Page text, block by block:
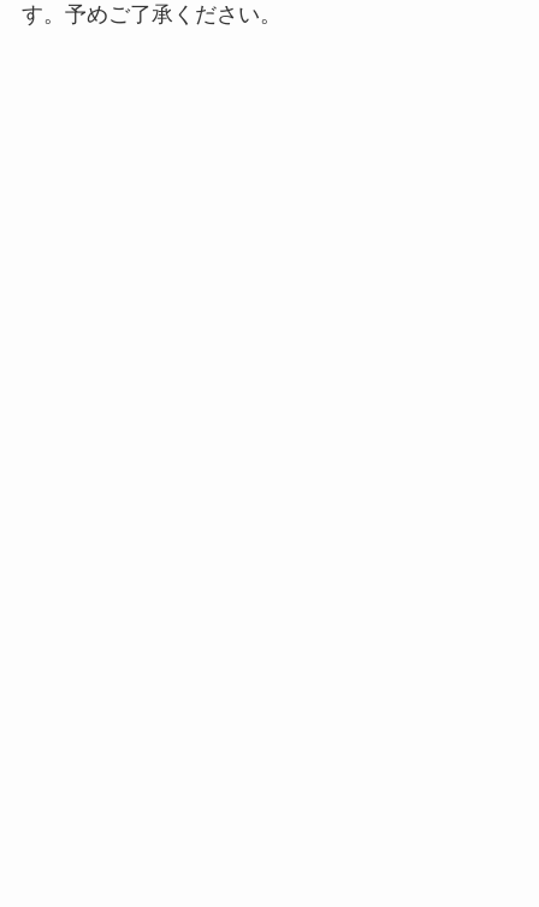
す。予めご了承ください。